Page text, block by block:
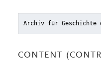
Archiv für Geschichte
CONTENT